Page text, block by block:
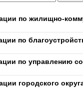
по жилищно-
по
по управлению
городского